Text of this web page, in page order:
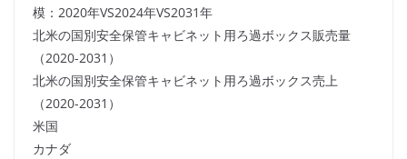
模：2020年VS2024年VS2031年
北米の国別安全保管キャビネット用ろ過ボックス販売量
（2020-2031）
北米の国別安全保管キャビネット用ろ過ボックス売上
（2020-2031）
米国
カナダ